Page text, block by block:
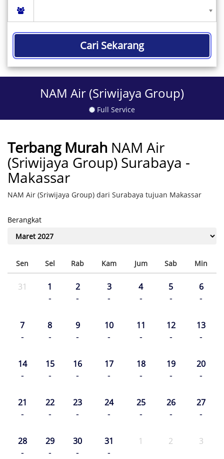
Cari Sekarang
NAM Air (Sriwijaya Group)
Full Service
Terbang Murah NAM Air
(Sriwijaya Group) Surabaya -
Makassar
NAM Air (Sriwijaya Group) dari Surabaya tujuan Makassar
Berangkat
Sen Sel Rab Kam Jum Sab Min
31 1
-
2
-
3
-
4
-
5
-
6
-
7
-
8
-
9
-
10
-
11
-
12
-
13
-
14
-
15
-
16
-
17
-
18
-
19
-
20
-
21
-
22
-
23
-
24
-
25
-
26
-
27
-
28
-
29
-
30
-
31
-
1 2 3